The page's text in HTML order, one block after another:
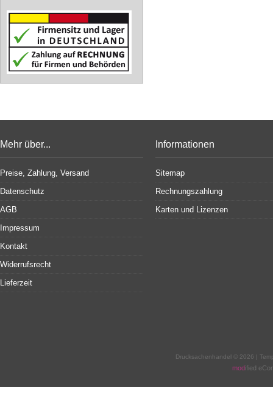
Mehr über...
Preise, Zahlung, Versand
Datenschutz
AGB
Impressum
Kontakt
Widerrufsrecht
Lieferzeit
Informationen
Sitemap
Rechnungszahlung
Karten und Lizenzen
Drucksachenhandel © 2026 |
modified